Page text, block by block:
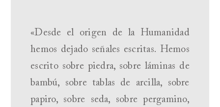
«Desde el origen de la Humanidad
hemos dejado señales escritas. Hemos
escrito sobre piedra, sobre láminas de
bambú, sobre tablas de arcilla, sobre
papiro, sobre seda, sobre pergamino,